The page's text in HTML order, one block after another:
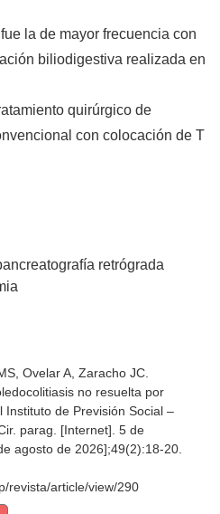
retrógrada
Ovelar A, Zaracho JC.
no resuelta por
de Previsión Social –
parag. [Internet]. 5 de
agosto de 2026];49(2):18-20.
revista/article/view/290
la de mayor frecuencia con
biliodigestiva realizada en
quirúrgico de
con colocación de T